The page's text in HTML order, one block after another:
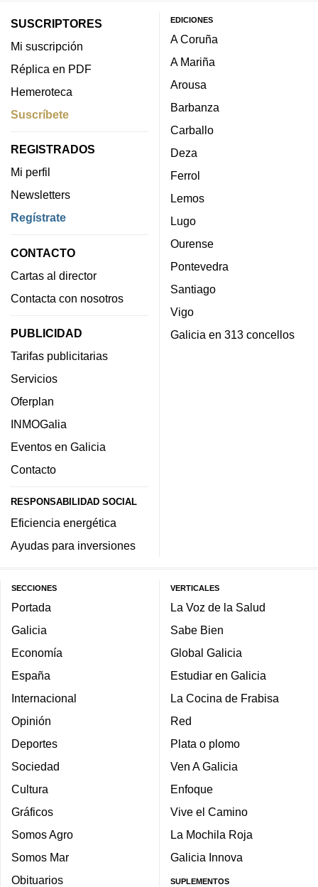
SUSCRIPTORES
Mi suscripción
Réplica en PDF
Hemeroteca
Suscríbete
REGISTRADOS
Mi perfil
Newsletters
Regístrate
CONTACTO
Cartas al director
Contacta con nosotros
PUBLICIDAD
Tarifas publicitarias
Servicios
Oferplan
INMOGalia
Eventos en Galicia
Contacto
RESPONSABILIDAD SOCIAL
Eficiencia energética
Ayudas para inversiones
EDICIONES
A Coruña
A Mariña
Arousa
Barbanza
Carballo
Deza
Ferrol
Lemos
Lugo
Ourense
Pontevedra
Santiago
Vigo
Galicia en 313 concellos
SECCIONES
Portada
Galicia
Economía
España
Internacional
Opinión
Deportes
Sociedad
Cultura
Gráficos
Somos Agro
Somos Mar
Obituarios
VERTICALES
La Voz de la Salud
Sabe Bien
Global Galicia
Estudiar en Galicia
La Cocina de Frabisa
Red
Plata o plomo
Ven A Galicia
Enfoque
Vive el Camino
La Mochila Roja
Galicia Innova
SUPLEMENTOS